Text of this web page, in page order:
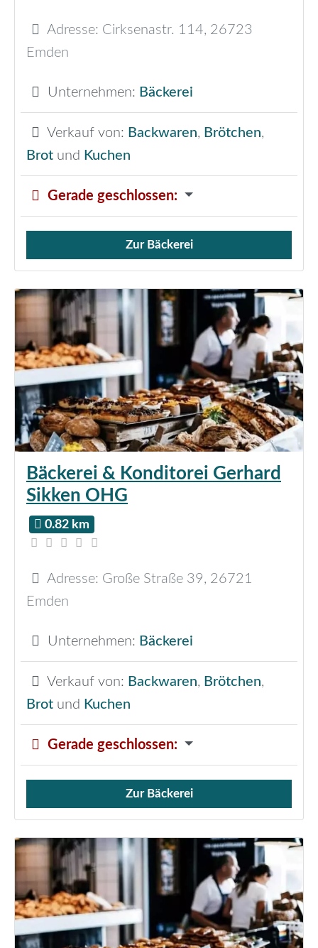
Adresse: Cirksenastr. 114, 26723
Emden
Unternehmen: Bäckerei
Verkauf von: Backwaren, Brötchen,
Brot und Kuchen
Gerade geschlossen:
Verkauf von Brötchen,
Zur Bäckerei
Bäckerei & Konditorei Gerhard
Sikken OHG
0.82 km
Adresse: Große Straße 39, 26721
Emden
Unternehmen: Bäckerei
Verkauf von: Backwaren, Brötchen,
Brot und Kuchen
Gerade geschlossen:
Verkauf von Brötchen,
Zur Bäckerei